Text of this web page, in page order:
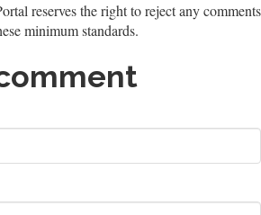
reserves the right to reject any comments
minimum standards.